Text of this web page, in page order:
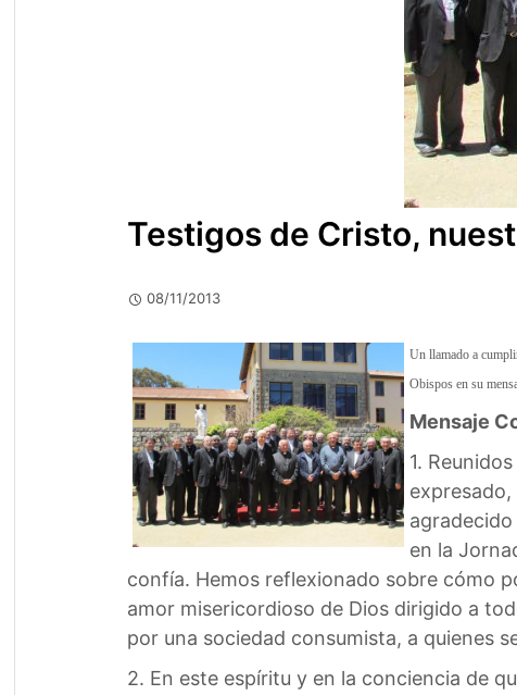
Testigos de Cristo,
08/11/2013
Un llamado a
Obispos en su
Mensaje
1.
en la
confía. Hemos reflexionado sobre cómo
amor misericordioso de Dios dirigido a
por una sociedad consumista, a quienes
2. En este espíritu y en la conciencia de